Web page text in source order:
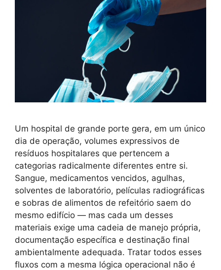
Um hospital de grande porte gera, em um único
dia de operação, volumes expressivos de
resíduos hospitalares que pertencem a
categorias radicalmente diferentes entre si.
Sangue, medicamentos vencidos, agulhas,
solventes de laboratório, películas radiográficas
e sobras de alimentos de refeitório saem do
mesmo edifício — mas cada um desses
materiais exige uma cadeia de manejo própria,
documentação específica e destinação final
ambientalmente adequada. Tratar todos esses
fluxos com a mesma lógica operacional não é